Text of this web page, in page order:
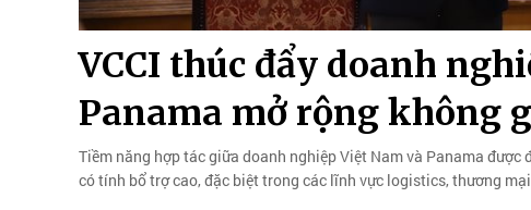
VCCI thúc đẩy doanh
Panama mở rộng không
Tiềm năng hợp tác giữa doanh nghiệp Việt Nam và Panama
có tính bổ trợ cao, đặc biệt trong các lĩnh vực logistics, thương